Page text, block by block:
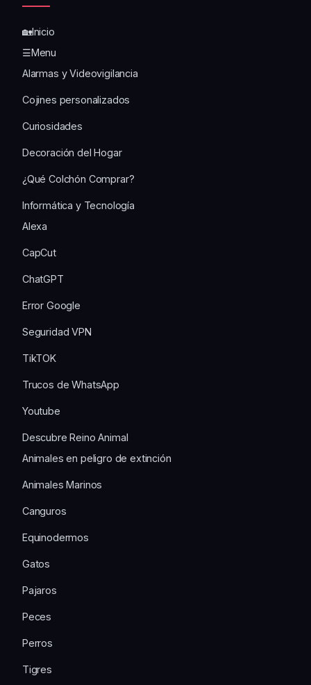
🏡Inicio
☰Menu
Alarmas y Videovigilancia
Cojines personalizados
Curiosidades
Decoración del Hogar
¿Qué Colchón Comprar?
Informática y Tecnología
Alexa
CapCut
ChatGPT
Error Google
Seguridad VPN
TikTOK
Trucos de WhatsApp
Youtube
Descubre Reino Animal
Animales en peligro de extinción
Animales Marinos
Canguros
Equinodermos
Gatos
Pajaros
Peces
Perros
Tigres